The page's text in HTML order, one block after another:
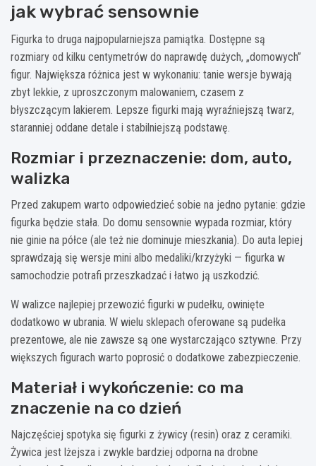
jak wybrać sensownie
Figurka to druga najpopularniejsza pamiątka. Dostępne są
rozmiary od kilku centymetrów do naprawdę dużych, „domowych”
figur. Największa różnica jest w wykonaniu: tanie wersje bywają
zbyt lekkie, z uproszczonym malowaniem, czasem z
błyszczącym lakierem. Lepsze figurki mają wyraźniejszą twarz,
staranniej oddane detale i stabilniejszą podstawę.
Rozmiar i przeznaczenie: dom, auto,
walizka
Przed zakupem warto odpowiedzieć sobie na jedno pytanie: gdzie
figurka będzie stała. Do domu sensownie wypada rozmiar, który
nie ginie na półce (ale też nie dominuje mieszkania). Do auta lepiej
sprawdzają się wersje mini albo medaliki/krzyżyki — figurka w
samochodzie potrafi przeszkadzać i łatwo ją uszkodzić.
W walizce najlepiej przewozić figurki w pudełku, owinięte
dodatkowo w ubrania. W wielu sklepach oferowane są pudełka
prezentowe, ale nie zawsze są one wystarczająco sztywne. Przy
większych figurach warto poprosić o dodatkowe zabezpieczenie.
Materiał i wykończenie: co ma
znaczenie na co dzień
Najczęściej spotyka się figurki z żywicy (resin) oraz z ceramiki.
Żywica jest lżejsza i zwykle bardziej odporna na drobne